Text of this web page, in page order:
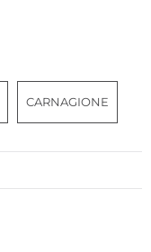
CARNAGIONE